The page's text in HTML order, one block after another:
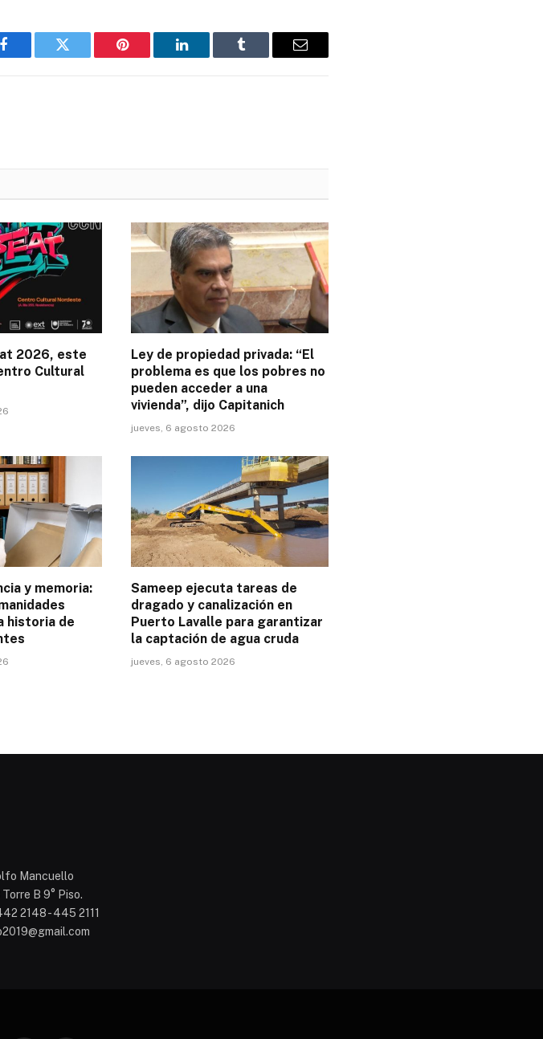
Facebook Twitter Pinterest LinkedIn Tumblr Email
2026, este
Cultural
Ley de propiedad privada: “El
problema es que los pobres no
pueden acceder a una
vivienda”, dijo Capitanich
jueves, 6 agosto 2026
y memoria:
historia de
Sameep ejecuta tareas de
dragado y canalización en
Puerto Lavalle para garantizar
la captación de agua cruda
jueves, 6 agosto 2026
Mancuello
B 9° Piso.
2148 - 445 2111